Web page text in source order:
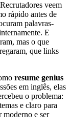
veem
rápido antes de
palavras-
E
mas o que
que links
resume genius
em inglês, elas
o problema:
e claro para
moderno e ser